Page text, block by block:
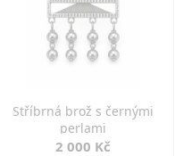
Stříbrná brož s černými
perlami
2 000 Kč